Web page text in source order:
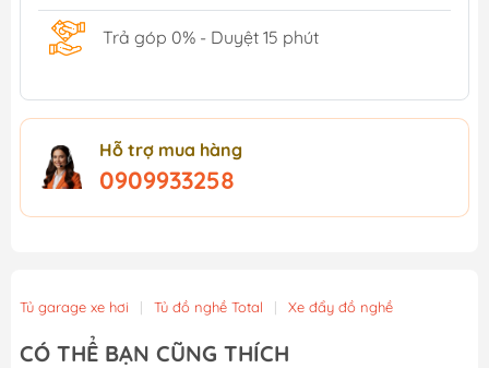
Trả góp 0% - Duyệt 15 phút
Hỗ trợ mua hàng
0909933258
Tủ garage xe hơi | Tủ đồ nghề Total | Xe đẩy đồ nghề
CÓ THỂ BẠN CŨNG THÍCH